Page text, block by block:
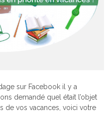
sur Facebook il y a
demandé quel était l’objet
de vos vacances, voici votre